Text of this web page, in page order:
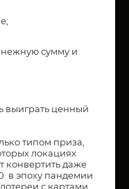
сумму и
выиграть ценный
типом приза,
локациях
конвертить даже
в эпоху пандемии
с картами.